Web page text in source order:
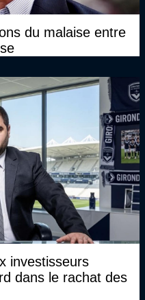
du malaise entre
investisseurs
dans le rachat des